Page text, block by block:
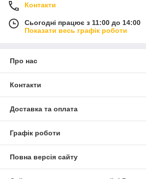
Контакти
Сьогодні працює з 11:00 до 14:00
Показати весь графік роботи
Про нас
Контакти
Доставка та оплата
Графік роботи
Повна версія сайту